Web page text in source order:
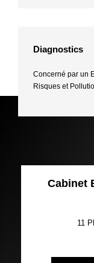
Diagnostics
Concerné par un
Risques et
Cabinet
11